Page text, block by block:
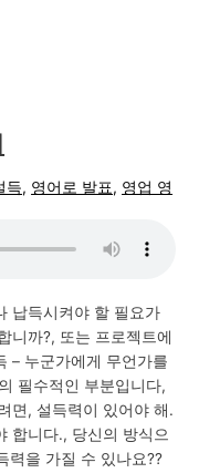
득, 영어로 발표, 영업 영
납득시켜야 할 필요가
니까?, 또는 프로젝트에
– 누군가에게 무언가를
필수적인 부분입니다,
면, 설득력이 있어야 해.
합니다., 당신의 방식으
력을 가질 수 있나요??